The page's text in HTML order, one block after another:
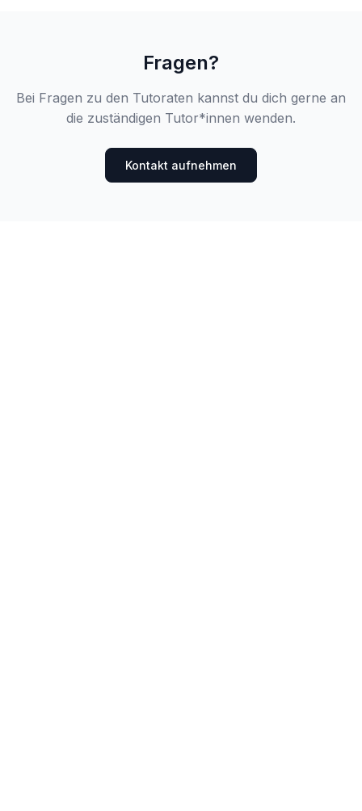
Fragen?
Bei Fragen zu den Tutoraten kannst du dich gerne an
die zuständigen Tutor*innen wenden.
Kontakt aufnehmen